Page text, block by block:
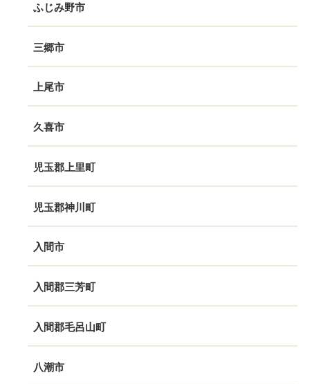
ふじみ野市
三郷市
上尾市
久喜市
児玉郡上里町
児玉郡神川町
入間市
入間郡三芳町
入間郡毛呂山町
八潮市